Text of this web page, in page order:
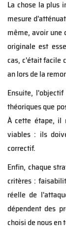
La chose la plus
mesure
même, avoir une
originale est
cas, c'était facile
an lors de la
Ensuite,
théoriques que
À cette étape, il
viables : ils
correctif.
Enfin, chaque
critères :
réelle de
dépendent des
choisi de nous en